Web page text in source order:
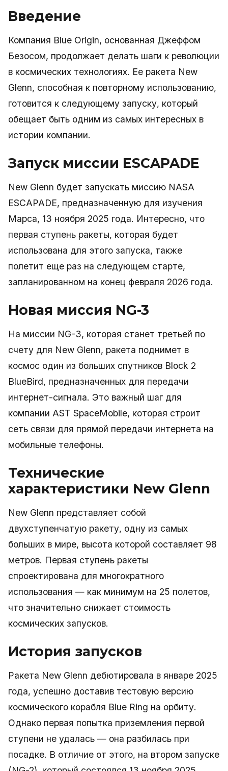
Введение
Компания Blue Origin, основанная Джеффом
Безосом, продолжает делать шаги к революции
в космических технологиях. Ее ракета New
Glenn, способная к повторному использованию,
готовится к следующему запуску, который
обещает быть одним из самых интересных в
истории компании.
Запуск миссии ESCAPADE
New Glenn будет запускать миссию NASA
ESCAPADE, предназначенную для изучения
Марса, 13 ноября 2025 года. Интересно, что
первая ступень ракеты, которая будет
использована для этого запуска, также
полетит еще раз на следующем старте,
запланированном на конец февраля 2026 года.
Новая миссия NG-3
На миссии NG-3, которая станет третьей по
счету для New Glenn, ракета поднимет в
космос один из больших спутников Block 2
BlueBird, предназначенных для передачи
интернет-сигнала. Это важный шаг для
компании AST SpaceMobile, которая строит
сеть связи для прямой передачи интернета на
мобильные телефоны.
Технические
характеристики New Glenn
New Glenn представляет собой
двухступенчатую ракету, одну из самых
больших в мире, высота которой составляет 98
метров. Первая ступень ракеты
спроектирована для многократного
использования — как минимум на 25 полетов,
что значительно снижает стоимость
космических запусков.
История запусков
Ракета New Glenn дебютировала в январе 2025
года, успешно доставив тестовую версию
космического корабля Blue Ring на орбиту.
Однако первая попытка приземления первой
ступени не удалась — она разбилась при
посадке. В отличие от этого, на втором запуске